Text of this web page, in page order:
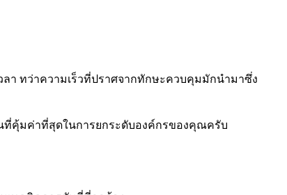
ลา ทว่าความเร็วที่ปราศจากทักษะควบคุมมักนำมาซึ่ง
ที่คุ้มค่าที่สุดในการยกระดับองค์กรของคุณครับ